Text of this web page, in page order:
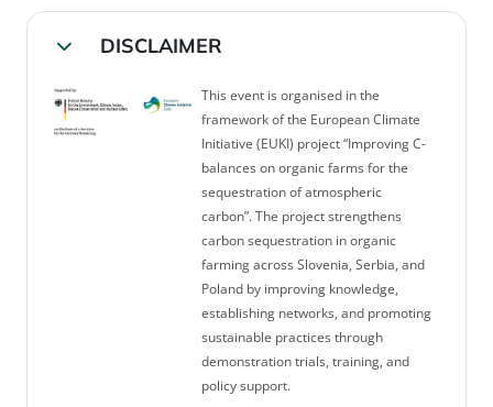
CollapseDISCLAIMER
This event is organised in the
framework of the European Climate
Initiative (EUKI) project “Improving C-
balances on organic farms for the
sequestration of atmospheric
carbon”. The project strengthens
carbon sequestration in organic
farming across Slovenia, Serbia, and
Poland by improving knowledge,
establishing networks, and promoting
sustainable practices through
demonstration trials, training, and
policy support.